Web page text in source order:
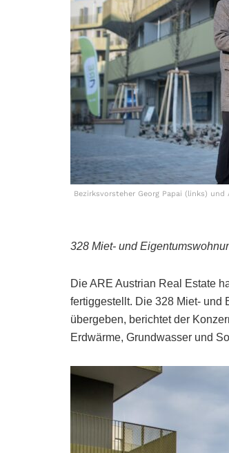
Bezirksvorsteher Georg Papai (links)
328 Miet- und
Die ARE Austrian Real Estate
fertiggestellt. Die 328 Miet- und
übergeben, berichtet der
Erdwärme, Grundwasser und